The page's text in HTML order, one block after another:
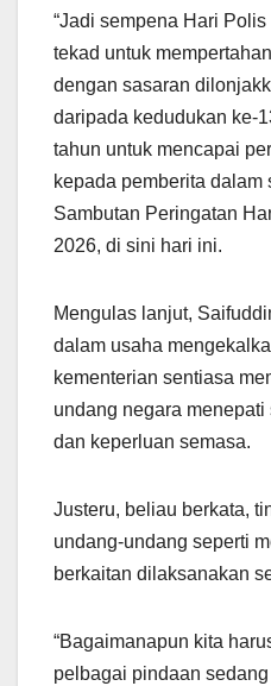
“Jadi sempena Hari
tekad untuk
dengan sasaran
daripada kedudukan ke-
tahun untuk mencapai
kepada pemberita
Sambutan Peringatan
2026, di sini hari ini.
Mengulas lanjut,
dalam usaha
kementerian sentiasa
undang negara
dan keperluan semasa.
Justeru, beliau berkata,
undang-undang seperti
berkaitan dilaksanakan
“Bagaimanapun kita
pelbagai pindaan